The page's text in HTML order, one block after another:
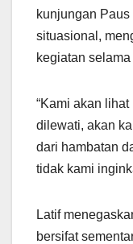
kunjungan
situasional,
kegiatan
“Kami akan
dilewati, akan
dari hambatan
tidak kami
Latif
bersifat